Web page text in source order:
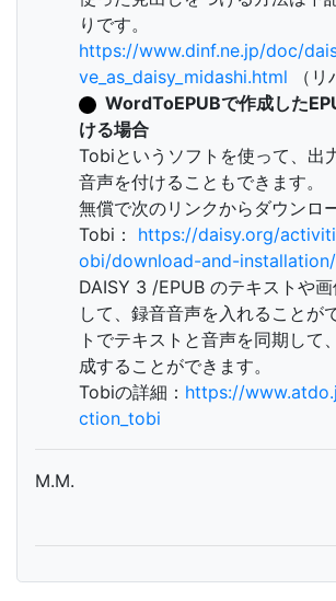
りです。
https://www.dinf.ne.jp/doc/
ve_as_daisy_midashi.html （リ
WordToEPUBで作成した
ける場合
Tobiというソフトを使って、出
音声を付けることもできます。
無償で次のリンクからダウンロ
Tobi： https://daisy.org/
obi/download-and-installation/
DAISY 3 /EPUB のテキストや画
して、録音音声を入れることが
トでテキストと音声を同期して
成することができます。
Tobiの詳細： https://
ction_tobi
M.M.